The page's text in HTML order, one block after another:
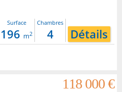
Surface
196 m2
Chambres
4 Détails
118 000 €